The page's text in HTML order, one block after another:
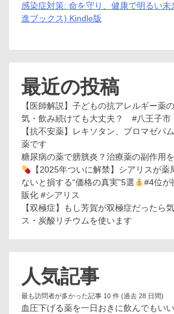
感染症対策: 命を守り、健康で明るい
進ブックス) Kindle版
最近の投稿
【医師解説】子どもの抗アレルギー薬
気・飲み続けても大丈夫？ #八王子
【抗不安薬】レキソタン、ブロマゼパ
薬です
糖尿病の薬で膀胱炎？治療薬の副作用
【2025年ついに解禁】シアリスが薬
ないと損する“価格の真実”5選
#4位が
販化 #シアリス
【双極症】もし芳賀が双極症だったら
ス・炭酸リチウムを使います
人気記事
最も訪問者が多かった記事 10 件 (過去 28 日間)
血圧下げる薬を一日おきに飲んでもい